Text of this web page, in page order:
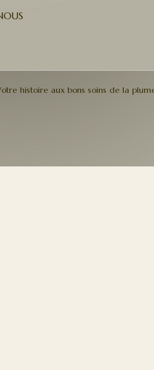
histoire aux bons soins de la